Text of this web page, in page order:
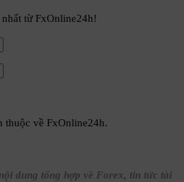
từ FxOnline24h!
thuộc về FxOnline24h.
dung tổng hợp về Forex, tin tức tài